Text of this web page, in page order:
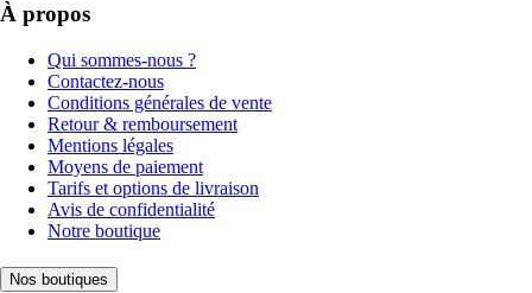
À propos
Qui sommes-nous ?
Contactez-nous
Conditions générales de vente
Retour & remboursement
Mentions légales
Moyens de paiement
Tarifs et options de livraison
Avis de confidentialité
Notre boutique
Nos boutiques